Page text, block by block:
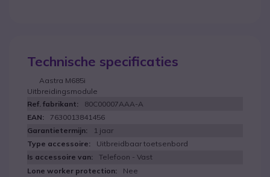
Technische specificaties
Aastra M685i
Uitbreidingsmodule
80C00007AAA-A
7630013841456
1 jaar
Uitbreidbaar toetsenbord
Telefoon - Vast
Nee